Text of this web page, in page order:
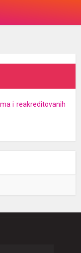
i reakreditovanih